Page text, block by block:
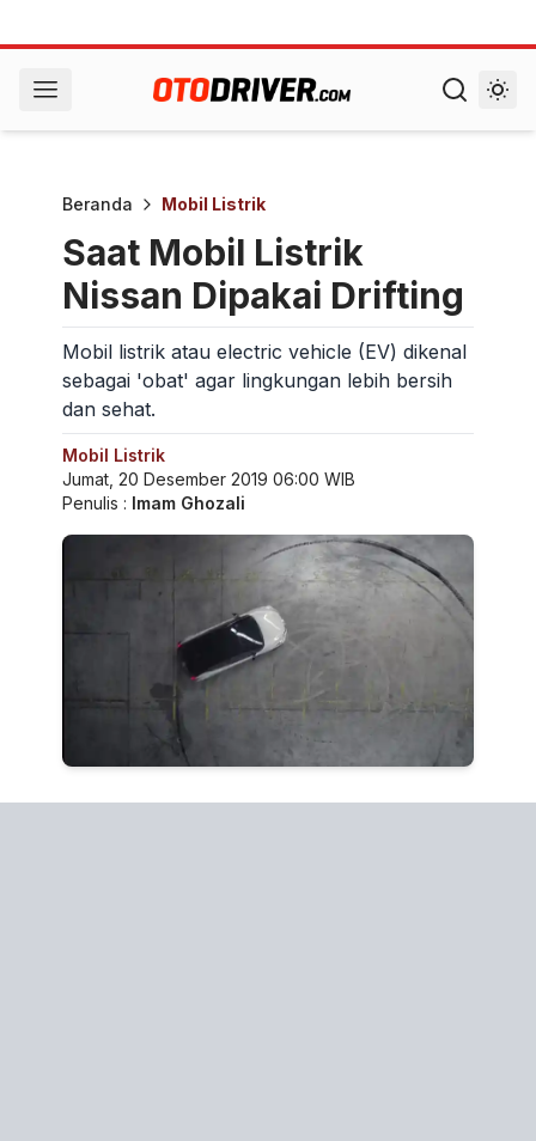
Beranda Mobil Listrik
Saat Mobil Listrik
Nissan Dipakai Drifting
Mobil listrik atau electric vehicle (EV) dikenal
sebagai 'obat' agar lingkungan lebih bersih
dan sehat.
Mobil Listrik
Jumat, 20 Desember 2019 06:00 WIB
Penulis : Imam Ghozali